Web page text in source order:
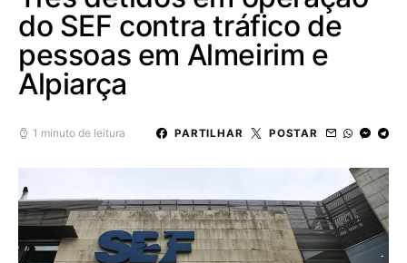
do SEF contra tráfico de
pessoas em Almeirim e
Alpiarça
1 minuto de leitura PARTILHAR POSTAR